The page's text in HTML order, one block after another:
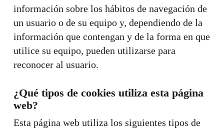
información sobre los hábitos de navegación de
un usuario o de su equipo y, dependiendo de la
información que contengan y de la forma en que
utilice su equipo, pueden utilizarse para
reconocer al usuario.
¿Qué tipos de cookies utiliza esta página
web?
Esta página web utiliza los siguientes tipos de